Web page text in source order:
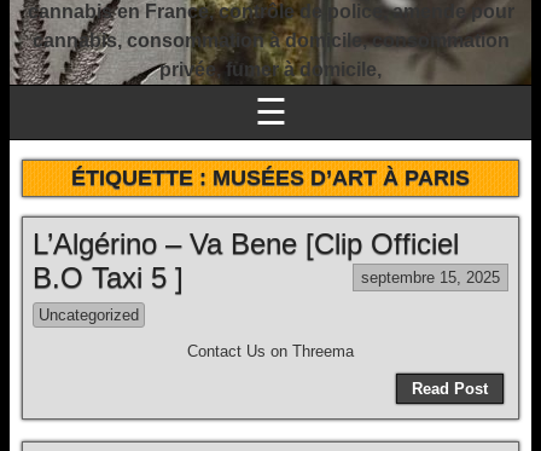
cannabis en France, contrôle de police, amende pour
cannabis, consommation à domicile, consommation
privée, fumer à domicile,
☰
ÉTIQUETTE :MUSÉES D’ART À PARIS
L’Algérino – Va Bene [Clip Officiel
B.O Taxi 5 ]
septembre 15, 2025
Uncategorized
Contact Us on Threema
Read Post